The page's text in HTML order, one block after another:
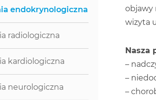
endokrynologiczna
radiologiczna
kardiologiczna
neurologiczna
objawy
wizyta
Nasza
–
–
–